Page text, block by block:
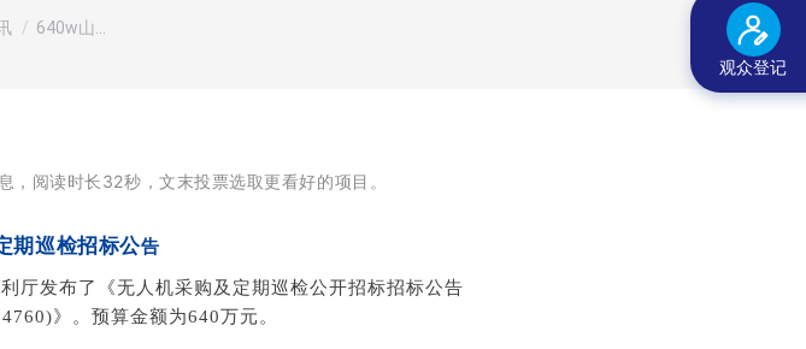
640w山…
，阅读时长32秒，文末投票选取更看好的项目。
期巡检招标公告
厅发布了《无人机采购及定期巡检公开招标招标公告
》。预算金额为640万元。
观众登记